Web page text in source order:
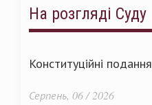
На розгляді Суду
Конституційні подання
Серпень, 06 / 2026